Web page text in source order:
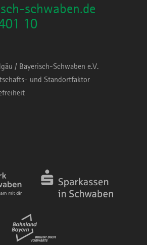
schwaben.de
10
/ Bayerisch-Schwaben e.V.
und Standortfaktor